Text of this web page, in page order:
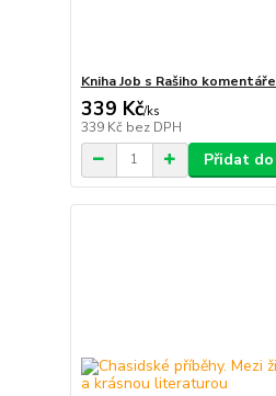
Kniha Job s Rašiho
339 Kč/ks
339 Kč bez DPH
Přidat